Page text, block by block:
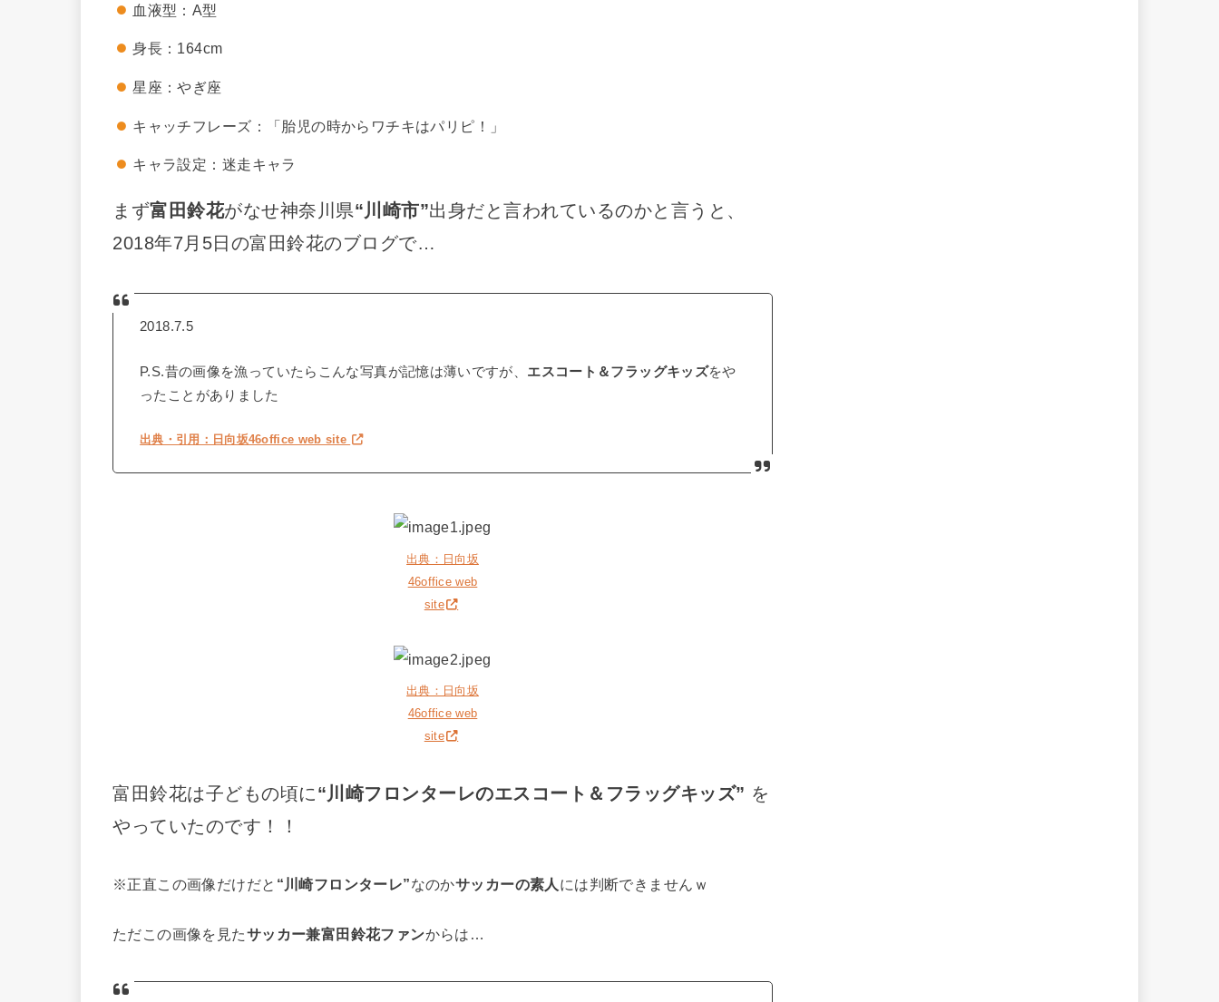
血液型：A型
身長：164cm
星座：やぎ座
キャッチフレーズ：「胎児の時からワチキはパリピ！」
キャラ設定：迷走キャラ
まず富田鈴花がなせ神奈川県“川崎市”出身だと言われているのかと言うと、
2018年7月5日の富田鈴花のブログで…
2018.7.5
P.S.昔の画像を漁っていたらこんな写真が記憶は薄いですが、 エスコート＆フラッグキッズをや
ったことがありました
出典・引用：日向坂46office web site
出典：日向坂
46office web
site
出典：日向坂
46office web
site
富田鈴花は子どもの頃に“川崎フロンターレのエスコート＆フラッグキッズ” を
やっていたのです！！
※正直この画像だけだと “川崎フロンターレ”なのかサッカーの素人 には判断できませんｗ
ただこの画像を見たサッカー兼富田鈴花ファンからは…